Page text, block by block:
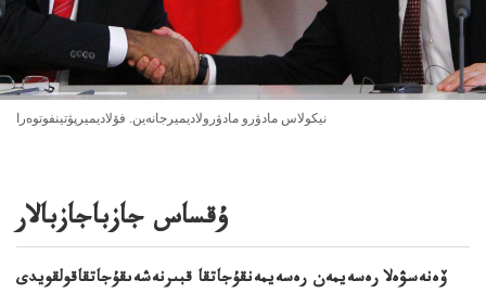
نيكولاس مادۋرو مادۋرولاديميرجانەين. فۆلاديميرپۋتينفوتوەرا
ۇقساس جازباجازبالار
ۆەنەسۋەلا رەسەيمەن رەسەيمەنقۇجاتقا قبىرنەشەىقۇجاتقاقولقويدى